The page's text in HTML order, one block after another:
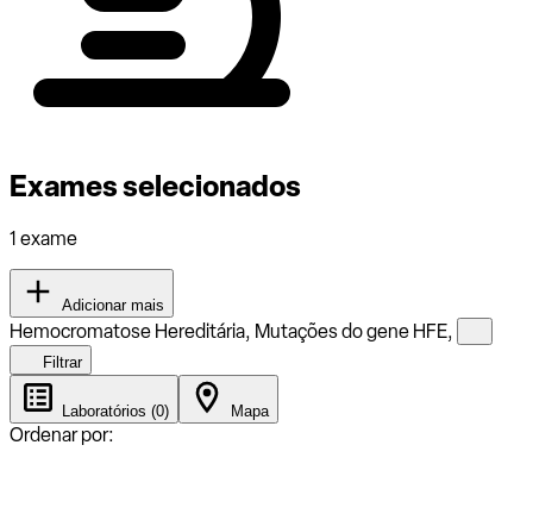
Exames selecionados
1 exame
Adicionar mais
Hemocromatose Hereditária, Mutações do gene HFE,
Filtrar
Laboratórios (0) Mapa
Ordenar por: